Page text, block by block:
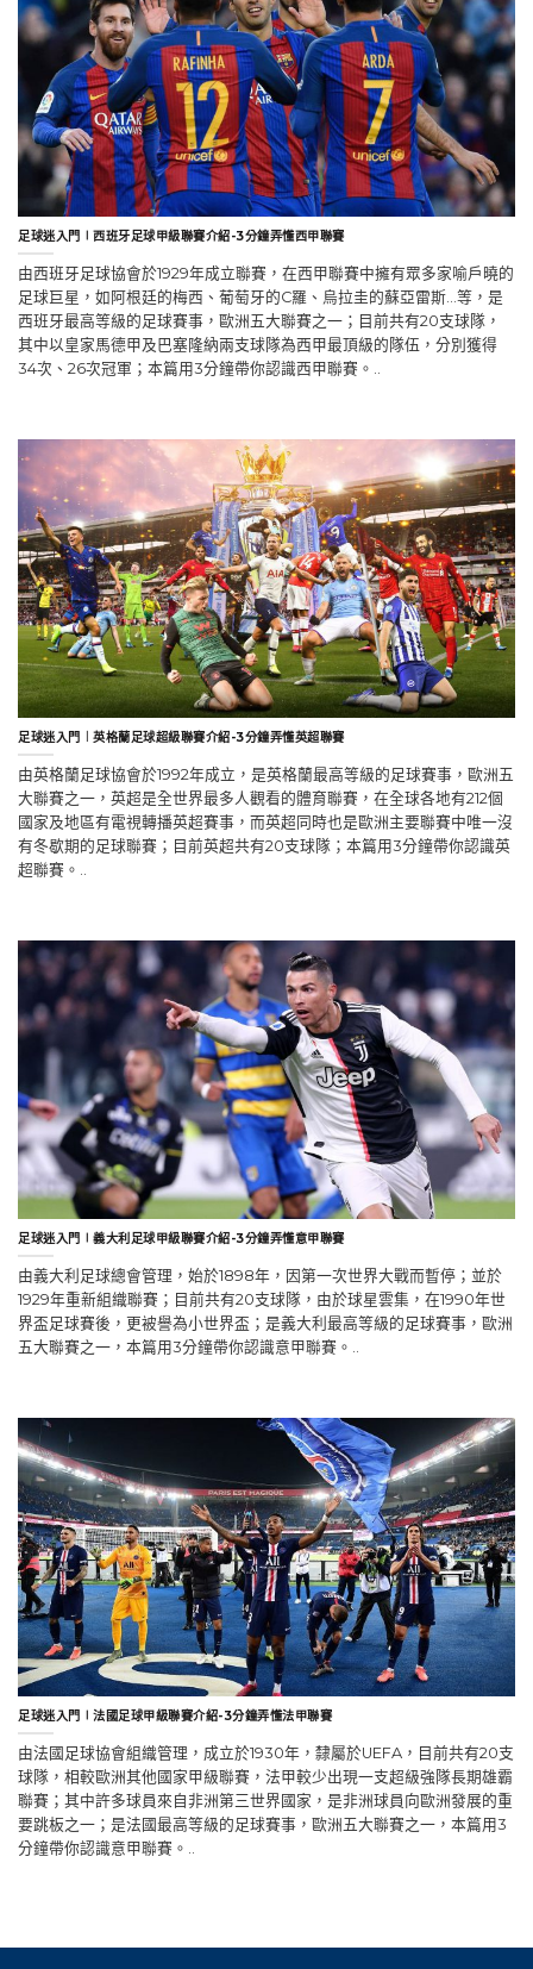
由西班牙足球協會於1929年成立聯賽，在西甲聯賽中擁有眾多家喻戶曉的
足球巨星，如阿根廷的梅西、葡萄牙的C羅、烏拉圭的蘇亞雷斯…等，是
西班牙最高等級的足球賽事，歐洲五大聯賽之一；目前共有20支球隊，
其中以皇家馬德甲及巴塞隆納兩支球隊為西甲最頂級的隊伍，分別獲得
34次、26次冠軍；本篇用3分鐘帶你認識西甲聯賽。..
由英格蘭足球協會於1992年成立，是英格蘭最高等級的足球賽事，歐洲五
大聯賽之一，英超是全世界最多人觀看的體育聯賽，在全球各地有212個
國家及地區有電視轉播英超賽事，而英超同時也是歐洲主要聯賽中唯一沒
有冬歇期的足球聯賽；目前英超共有20支球隊；本篇用3分鐘帶你認識英
超聯賽。..
由義大利足球總會管理，始於1898年，因第一次世界大戰而暫停；並於
1929年重新組織聯賽；目前共有20支球隊，由於球星雲集，在1990年世
界盃足球賽後，更被譽為小世界盃；是義大利最高等級的足球賽事，歐洲
五大聯賽之一，本篇用3分鐘帶你認識意甲聯賽。..
由法國足球協會組織管理，成立於1930年，隸屬於UEFA，目前共有20支
球隊，相較歐洲其他國家甲級聯賽，法甲較少出現一支超級強隊長期雄霸
聯賽；其中許多球員來自非洲第三世界國家，是非洲球員向歐洲發展的重
要跳板之一；是法國最高等級的足球賽事，歐洲五大聯賽之一，本篇用3
分鐘帶你認識意甲聯賽。..